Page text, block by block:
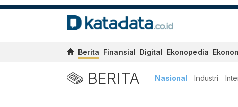
Berita Finansial Digital Ekonopedia
BERITA Nasional Industri